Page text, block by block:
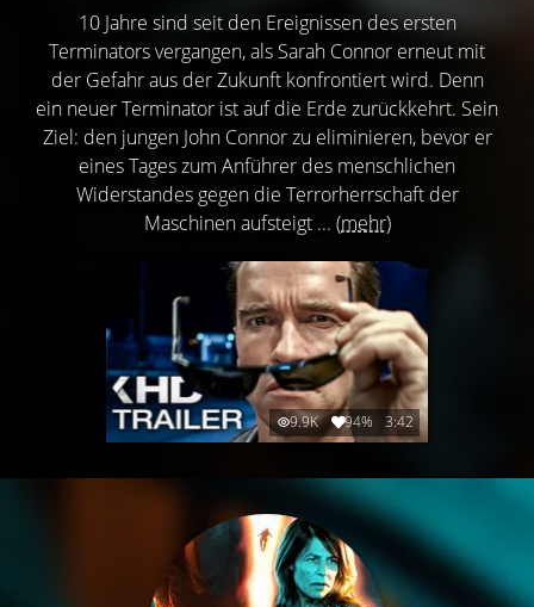
10 Jahre sind seit den Ereignissen des ersten
Terminators vergangen, als Sarah Connor erneut mit
der Gefahr aus der Zukunft konfrontiert wird. Denn
ein neuer Terminator ist auf die Erde zurückkehrt. Sein
Ziel: den jungen John Connor zu eliminieren, bevor er
eines Tages zum Anführer des menschlichen
Widerstandes gegen die Terrorherrschaft der
Maschinen aufsteigt ... (mehr)
9.9K 94% 3:42